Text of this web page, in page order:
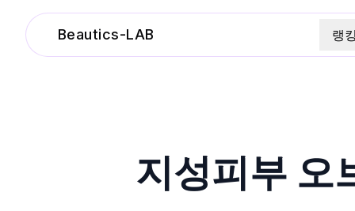
Beautics-LAB 랭
지성피부 오